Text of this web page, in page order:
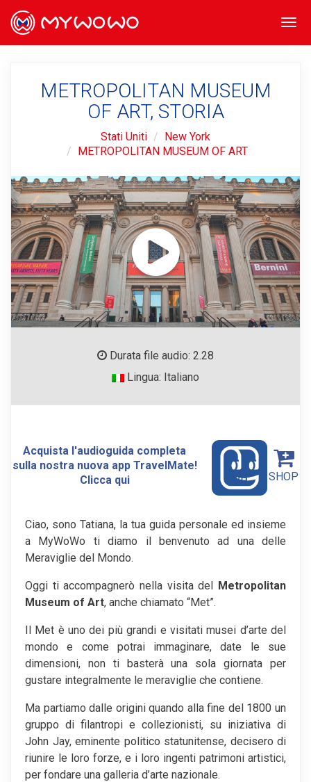
METROPOLITAN MUSEUM
OF ART, STORIA
Stati Uniti
New York
METROPOLITAN MUSEUM OF ART
Durata file audio: 2.28
Lingua: Italiano
Acquista l'audioguida completa
sulla nostra nuova app TravelMate!
Clicca qui
SHOP
Ciao, sono Tatiana, la tua guida personale ed insieme
a MyWoWo ti diamo il benvenuto ad una delle
Meraviglie del Mondo.
Oggi ti accompagnerò nella visita del Metropolitan
Museum of Art, anche chiamato “Met”.
Il Met è uno dei più grandi e visitati musei d’arte del
mondo e come potrai immaginare, date le sue
dimensioni, non ti basterà una sola giornata per
gustare integralmente le meraviglie che contiene.
Ma partiamo dalle origini quando alla fine del 1800 un
gruppo di filantropi e collezionisti, su iniziativa di
John Jay, eminente politico statunitense, decisero di
riunire le loro forze, e i loro ingenti patrimoni artistici,
per fondare una galleria d’arte nazionale.